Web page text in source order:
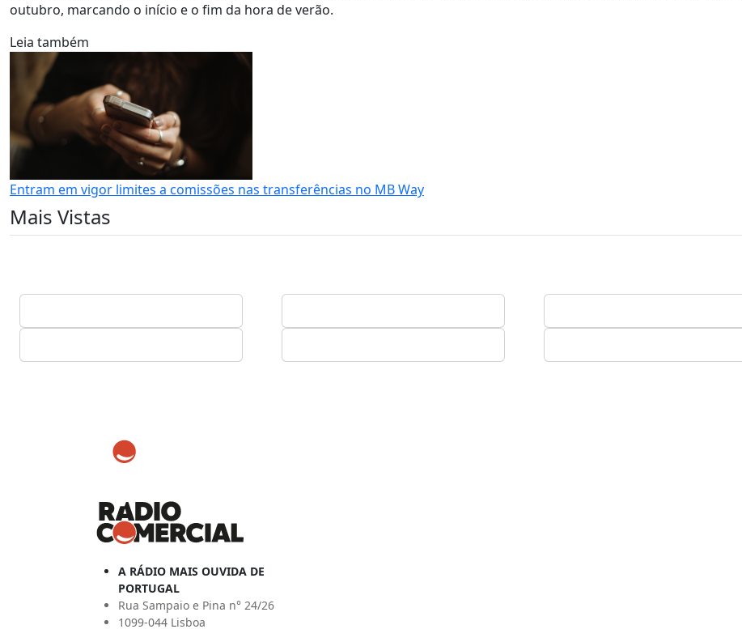
outubro, marcando o início e o fim da hora de verão.
Leia também
Entram em vigor limites a comissões nas transferências no MB Way
Mais Vistas
A RÁDIO MAIS OUVIDA DE
PORTUGAL
Rua Sampaio e Pina n° 24/26
1099-044 Lisboa